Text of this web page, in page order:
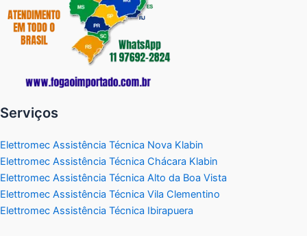
Serviços
Elettromec Assistência Técnica Nova Klabin
Elettromec Assistência Técnica Chácara Klabin
Elettromec Assistência Técnica Alto da Boa Vista
Elettromec Assistência Técnica Vila Clementino
Elettromec Assistência Técnica Ibirapuera